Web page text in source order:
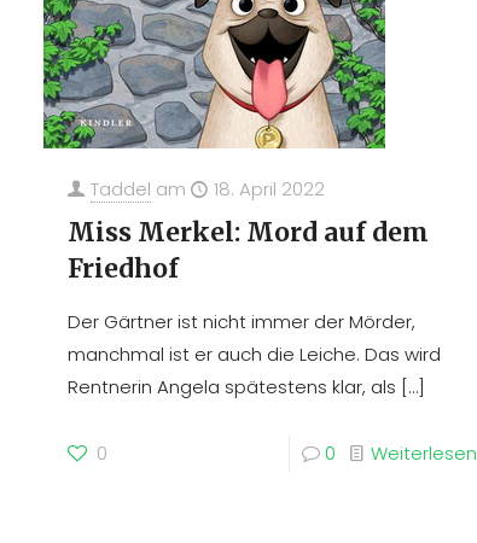
Taddel am 18. April 2022
Miss Merkel: Mord auf dem
Friedhof
Der Gärtner ist nicht immer der Mörder,
manchmal ist er auch die Leiche. Das wird
Rentnerin Angela spätestens klar, als […]
0 0 Weiterlesen